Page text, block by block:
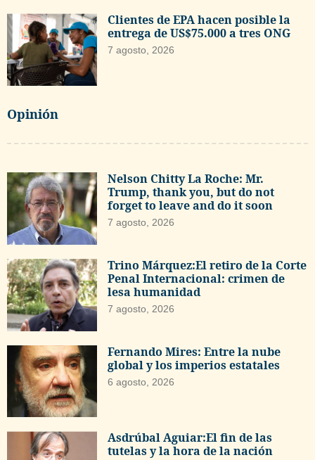
Clientes de EPA hacen posible la
entrega de US$75.000 a tres ONG
7 agosto, 2026
Opinión
Nelson Chitty La Roche: Mr.
Trump, thank you, but do not
forget to leave and do it soon
7 agosto, 2026
Trino Márquez:El retiro de la Corte
Penal Internacional: crimen de
lesa humanidad
7 agosto, 2026
Fernando Mires: Entre la nube
global y los imperios estatales
6 agosto, 2026
Asdrúbal Aguiar:El fin de las
tutelas y la hora de la nación